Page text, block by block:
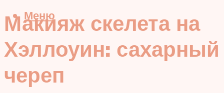
Меню
Макияж скелета на
Хэллоуин: сахарный
череп